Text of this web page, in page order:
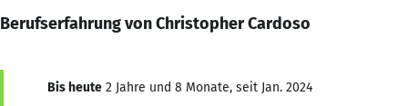
Berufserfahrung von Christopher Cardoso
Bis heute 2 Jahre und 8 Monate, seit Jan. 2024